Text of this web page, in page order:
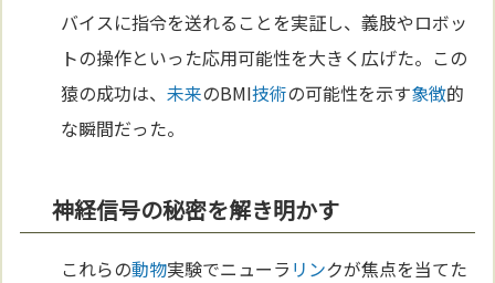
バイスに指令を送れることを実証し、義肢やロボッ
トの操作といった応用可能性を大きく広げた。この
猿の成功は、未来のBMI技術の可能性を示す象徴的
な瞬間だった。
神経信号の秘密を解き明かす
これらの動物実験でニューラ リンクが焦点を当てた